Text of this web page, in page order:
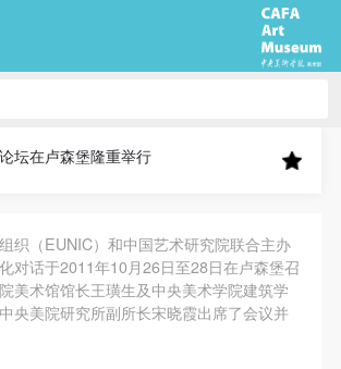
坛在卢森堡隆重举行
织（EUNIC）和中国艺术研究院联合主办
对话于2011年10月26日至28日在卢森堡召
美术馆馆长王璜生及中央美术学院建筑学
央美院研究所副所长宋晓霞出席了会议并
馆出版授权协议书
愿意将本人参与中央美术学院美术馆
坊创作的作品）提交中央美术学院用
中央美术学院可以以电子、网络及其
公开出版，并同意编入《中国知识资
美术学院资料库》《中央美术学院美
馆出版授权协议书
愿意将本人参与中央美术学院美术馆
坊创作的作品）提交中央美术学院用
中央美术学院可以以电子、网络及其
公开出版，并同意编入《中国知识资
美术学院资料库》《中央美术学院美
馆出版授权协议书
愿意将本人参与中央美术学院美术馆
坊创作的作品）提交中央美术学院用
中央美术学院可以以电子、网络及其
公开出版，并同意编入《中国知识资
美术学院资料库》《中央美术学院美